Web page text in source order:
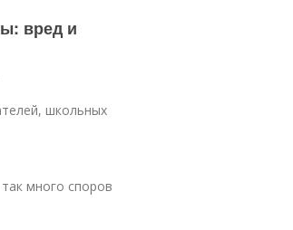
вред и
школьных
много споров